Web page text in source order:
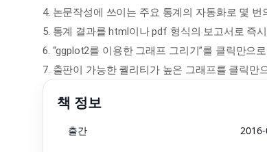
4. 논문작성에 쓰이는 주요 통계의 자동화로 몇
5. 통계 결과를 html이나 pdf 형식의 보고서로 즉
6. “ggplot2를 이용한 그래프 그리기”를 클릭만으
7. 출판이 가능한 퀄리티가 높은 그래프를 클릭만
책 정보
출간